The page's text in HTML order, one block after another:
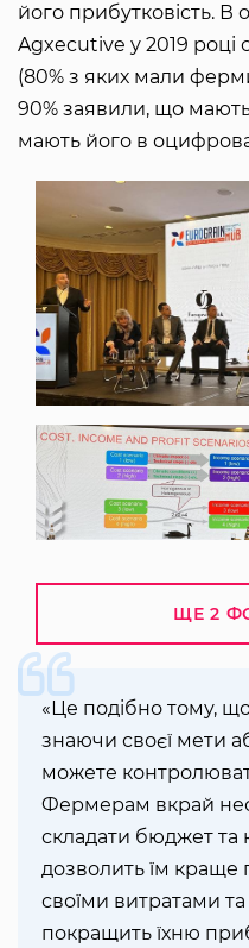
його прибутковість. В
Agxecutive у 2019
(80% з яких мали
90% заявили, що
мають його в
ЩЕ 2
«Це подібно тому,
знаючи своєї мети
можете
Фермерам вкрай
складати бюджет та
дозволить їм краще
своїми витратами
покращить їхню